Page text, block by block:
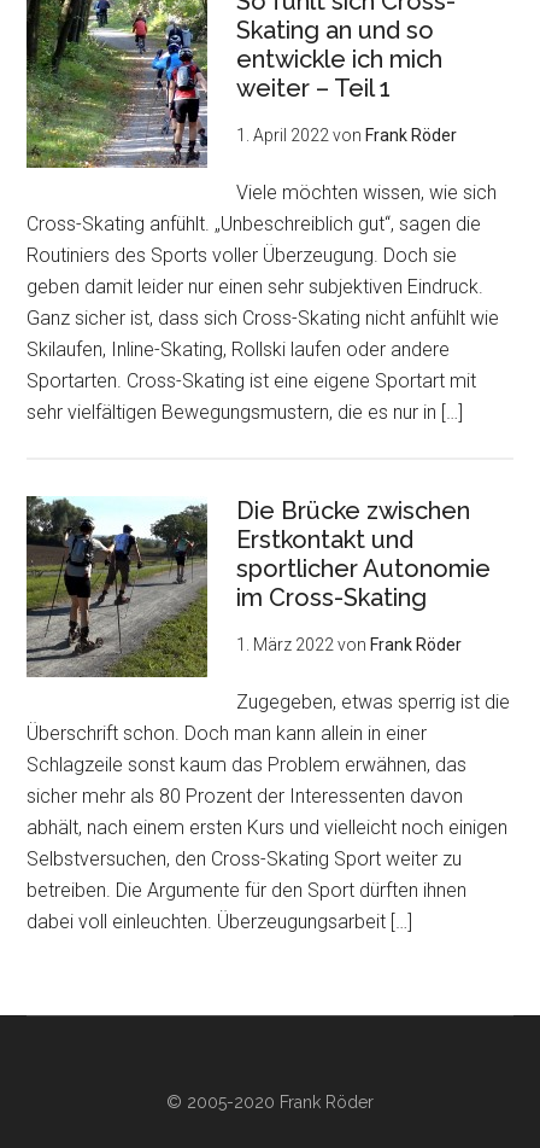
Skating an und so
entwickle ich mich
weiter – Teil 1
1. April 2022von Frank Röder
Viele möchten wissen, wie sich
Cross-Skating anfühlt. „Unbeschreiblich gut“, sagen die
Routiniers des Sports voller Überzeugung. Doch sie
geben damit leider nur einen sehr subjektiven Eindruck.
Ganz sicher ist, dass sich Cross-Skating nicht anfühlt wie
Skilaufen, Inline-Skating, Rollski laufen oder andere
Sportarten. Cross-Skating ist eine eigene Sportart mit
sehr vielfältigen Bewegungsmustern, die es nur in […]
Die Brücke zwischen
Erstkontakt und
sportlicher Autonomie
im Cross-Skating
1. März 2022von Frank Röder
Zugegeben, etwas sperrig ist die
Überschrift schon. Doch man kann allein in einer
Schlagzeile sonst kaum das Problem erwähnen, das
sicher mehr als 80 Prozent der Interessenten davon
abhält, nach einem ersten Kurs und vielleicht noch einigen
Selbstversuchen, den Cross-Skating Sport weiter zu
betreiben. Die Argumente für den Sport dürften ihnen
dabei voll einleuchten. Überzeugungsarbeit […]
© 2005-2020 Frank Röder